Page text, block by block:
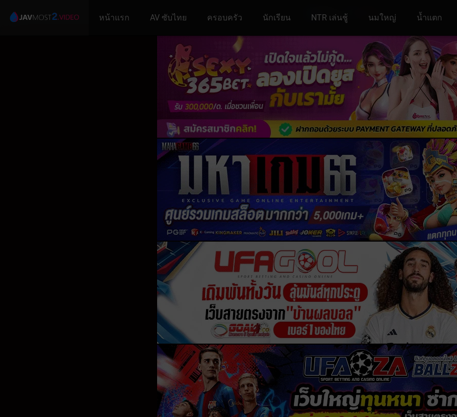
หน้าแรก AV ซับไทย ครอบครัว นักเรียน NTR เล่นชู้ นมใหญ่ น้ำแตก